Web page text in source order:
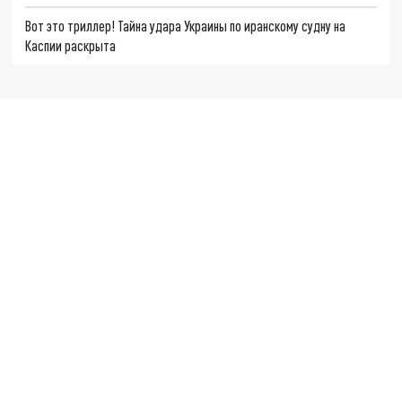
Вот это триллер! Тайна удара Украины по иранскому судну на
Каспии раскрыта